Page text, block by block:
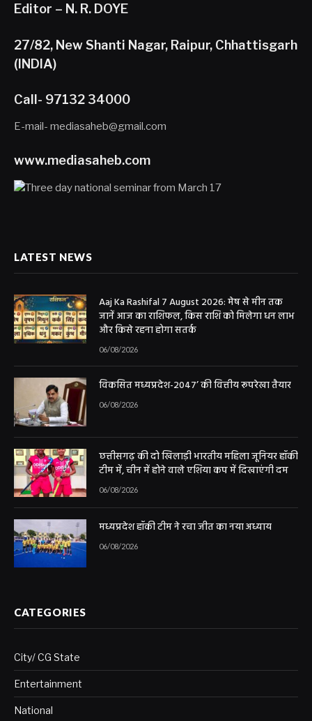
Editor – N. R. DOYE
27/82, New Shanti Nagar, Raipur, Chhattisgarh
(INDIA)
Call- 97132 34000
E-mail- mediasaheb@gmail.com
www.mediasaheb.com
LATEST NEWS
Aaj Ka Rashifal 7 August 2026: मेष से मीन तक
जानें आज का राशिफल, किस राशि को मिलेगा धन लाभ
और किसे रहना होगा सतर्क
06/08/2026
विकसित मध्यप्रदेश-2047’ की वित्तीय रूपरेखा तैयार
06/08/2026
छत्तीसगढ़ की दो खिलाड़ी भारतीय महिला जूनियर हॉकी
टीम में, चीन में होने वाले एशिया कप में दिखाएंगी दम
06/08/2026
मध्यप्रदेश हॉकी टीम ने रचा जीत का नया अध्याय
06/08/2026
CATEGORIES
City/ CG State
Entertainment
National